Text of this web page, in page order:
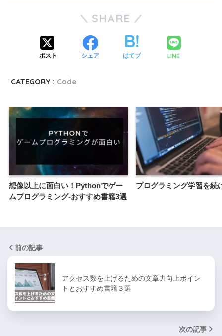
SHARE
ポスト シェア はてブ LINE
CATEGORY : Code
想像以上に面白い！Pythonでゲー
ムプログラミング-おすすめ書籍3選
プログラミング学習を続
前の記事
アクセス数を上げるための文章力向上ポイン
トとおすすめ書籍３選
次の記事